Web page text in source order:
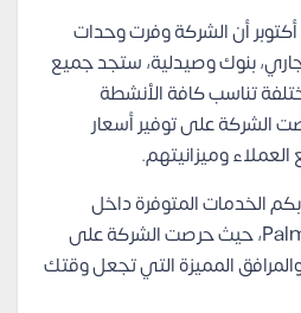
والمميز في مول Palmet أكتوبر أن الشركة وفرت وحدات
بنوك وصيدلية، ستجد جميع
تناسب كافة الأنشطة
الشركة على توفير أسعار
وميزانيتهم.
الخدمات المتوفرة داخل
Palmet Palm Hills October، حيث حرصت الشركة على
المميزة التي تجعل وقتك